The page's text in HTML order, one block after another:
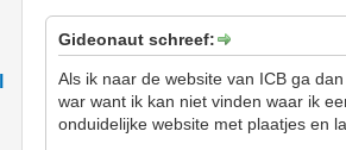
Gideonaut schreef:
Als ik naar de website van ICB ga
war want ik kan niet vinden waar ik
onduidelijke website met plaatjes en